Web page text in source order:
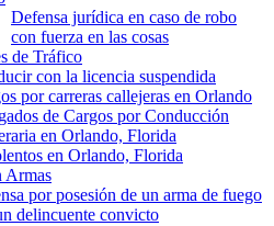
Defensa jurídica en caso de robo
con fuerza en las cosas
de Tráfico
con la licencia suspendida
por carreras callejeras en Orlando
de Cargos por Conducción
en Orlando, Florida
en Orlando, Florida
Armas
por posesión de un arma de fuego
delincuente convicto